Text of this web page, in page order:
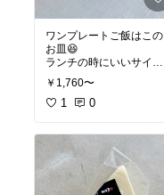
ワンプレートご飯はこの
お皿😆
ランチの時にいいサイズ
✨
#オリジナル写真
￥1,760〜
1 0